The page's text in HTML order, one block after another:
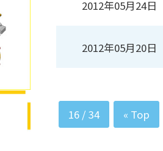
2012年05月24日
2012年05月20日
16 / 34 « Top